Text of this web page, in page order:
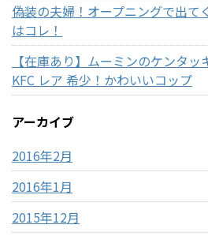
偽装の夫婦！オープニングで出て
はコレ！
【在庫あり】ムーミンのケンタ
KFC レア 希少！かわいいコップ
アーカイブ
2016年2月
2016年1月
2015年12月